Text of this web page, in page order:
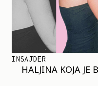
INSAJDER
HALJINA KOJA JE